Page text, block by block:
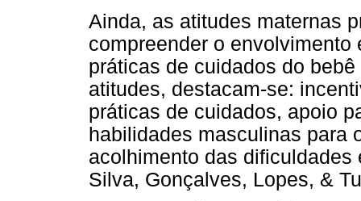
Ainda, as atitudes maternas
compreender o
práticas de cuidados do
atitudes, destacam-se:
práticas de cuidados, apoio
habilidades masculinas para
acolhimento das
Silva, Gonçalves, Lopes, &